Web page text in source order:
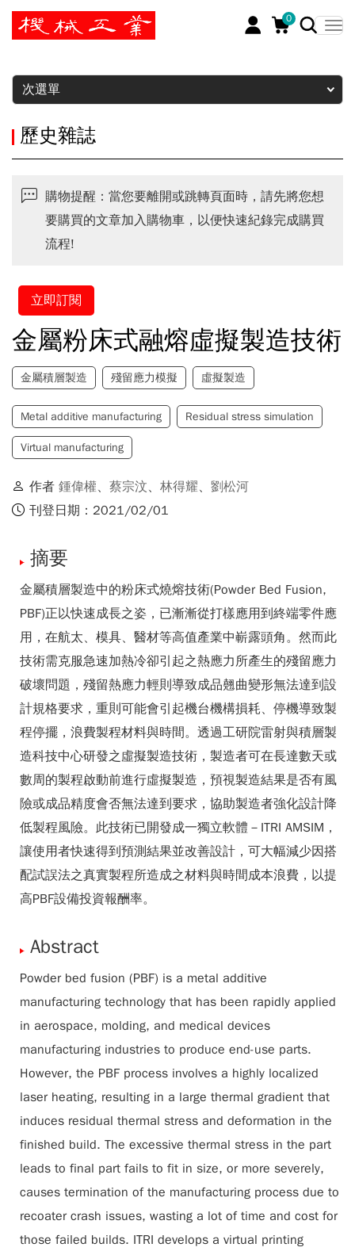
0
暫停
次選單
歷史雜誌
購物提醒：當您要離開或跳轉頁面時，請先將您想
要購買的文章加入購物車，以便快速紀錄完成購買
流程!
立即訂閱
金屬粉床式融熔虛擬製造技術
金屬積層製造 殘留應力模擬 虛擬製造
​​​​​​​Metal additive manufacturing Residual stress simulation
Virtual manufacturing
作者 鍾偉權、 蔡宗汶、 林得耀、 劉松河
刊登日期：2021/02/01
摘要
金屬積層製造中的粉床式燒熔技術(Powder Bed Fusion,
PBF)正以快速成長之姿，已漸漸從打樣應用到終端零件應
用，在航太、模具、醫材等高值產業中嶄露頭角。然而此
技術需克服急速加熱冷卻引起之熱應力所產生的殘留應力
破壞問題，殘留熱應力輕則導致成品翹曲變形無法達到設
計規格要求，重則可能會引起機台機構損耗、停機導致製
程停擺，浪費製程材料與時間。透過工研院雷射與積層製
造科技中心研發之虛擬製造技術，製造者可在長達數天或
數周的製程啟動前進行虛擬製造，預視製造結果是否有風
險或成品精度會否無法達到要求，協助製造者強化設計降
低製程風險。此技術已開發成一獨立軟體－ITRI AMSIM，
讓使用者快速得到預測結果並改善設計，可大幅減少因搭
配試誤法之真實製程所造成之材料與時間成本浪費，以提
高PBF設備投資報酬率。
Abstract
Powder bed fusion (PBF) is a metal additive
manufacturing technology that has been rapidly applied
in aerospace, molding, and medical devices
manufacturing industries to produce end-use parts.
However, the PBF process involves a highly localized
laser heating, resulting in a large thermal gradient that
induces residual thermal stress and deformation in the
finished build. The excessive thermal stress in the part
leads to final part fails to fit in size, or more severely,
causes termination of the manufacturing process due to
recoater crash issues, wasting a lot of time and cost for
those failed builds. ITRI develops a virtual printing